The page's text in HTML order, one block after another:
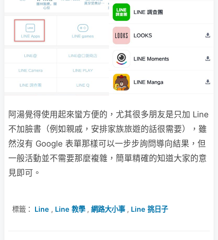
阿湯覺得使用起來蠻方便的，尤其很多朋友是只加 Line
不加臉書（例如親戚，安排家族旅遊的話很需要），雖
然沒有 Google 表單那樣可以一步步詢問導向結果，但
一般活動並不需要那麼複雜，簡單精確的知道大家的意
見即可。
標籤： Line , Line 教學, 網路大小事, Line 挑日子